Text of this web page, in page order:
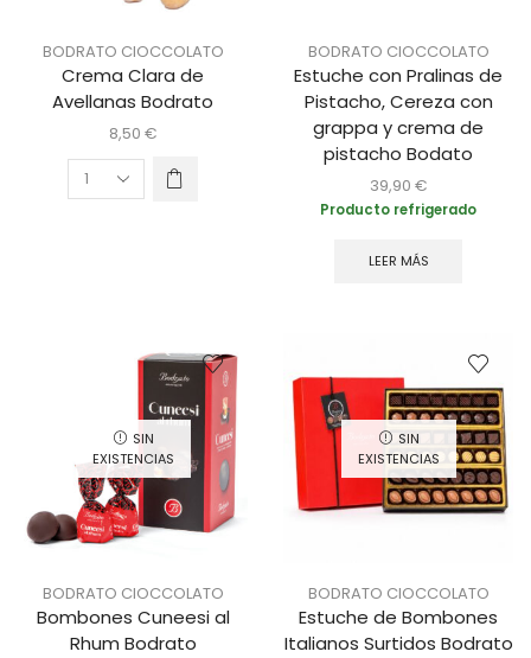
BODRATO CIOCCOLATO
Crema Clara de
Avellanas Bodrato
8,50 €
BODRATO CIOCCOLATO
Estuche con Pralinas de
Pistacho, Cereza con
grappa y crema de
pistacho Bodato
39,90 €
Producto refrigerado
LEER MÁS
SIN
EXISTENCIAS
BODRATO CIOCCOLATO
Bombones Cuneesi al
Rhum Bodrato
SIN
EXISTENCIAS
BODRATO CIOCCOLATO
Estuche de Bombones
Italianos Surtidos Bodrato